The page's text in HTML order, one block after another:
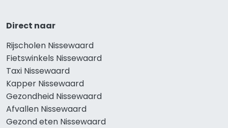
Direct naar
Rijscholen Nissewaard
Fietswinkels Nissewaard
Taxi Nissewaard
Kapper Nissewaard
Gezondheid Nissewaard
Afvallen Nissewaard
Gezond eten Nissewaard